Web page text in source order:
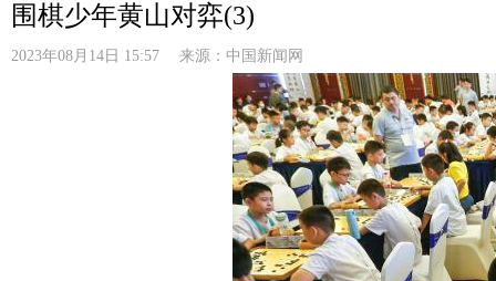
围棋少年黄山对弈(3)
2023年08月14日 15:57 来源： 中国新闻网